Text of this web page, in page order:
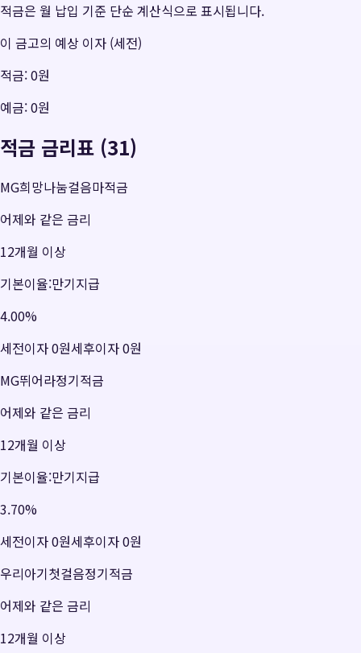
적금은 월 납입 기준 단순 계산식으로 표시됩니다.
이 금고의 예상 이자 (세전)
적금:0원
예금:0원
적금 금리표 (31)
MG희망나눔걸음마적금
어제와 같은 금리
12개월 이상
기본이율:만기지급
4.00%
세전이자0원세후이자0원
MG뛰어라정기적금
어제와 같은 금리
12개월 이상
기본이율:만기지급
3.70%
세전이자0원세후이자0원
우리아기첫걸음정기적금
어제와 같은 금리
12개월 이상